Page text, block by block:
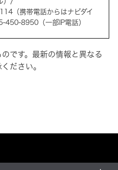
（携帯電話からはナビダイ
450-8950（一部IP電話）
です。最新の情報と異なる
ださい。